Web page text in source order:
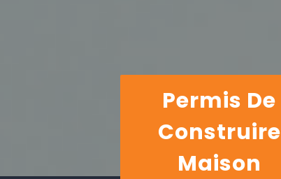
Permis De
Construire
Maison